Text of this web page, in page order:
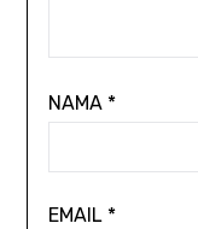
NAMA *
EMAIL *